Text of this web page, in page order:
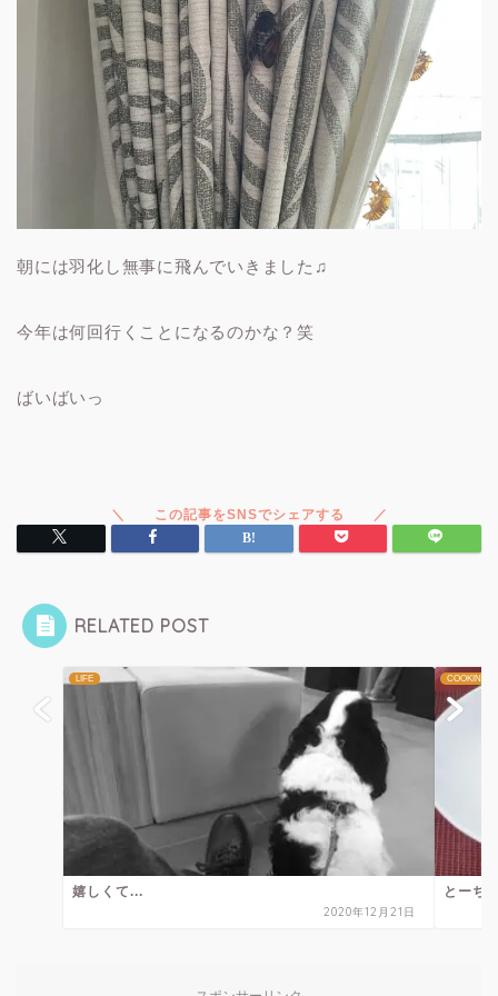
朝には羽化し無事に飛んでいきました♫
今年は何回行くことになるのかな？笑
ばいばいっ
RELATED POST
LIFE
嬉しくて...
2020年12月21日
COOKING
とーち